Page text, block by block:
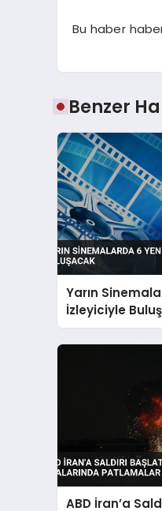
Bu haber
Benzer
Yarın
İzleyiciyle
ABD İran’a